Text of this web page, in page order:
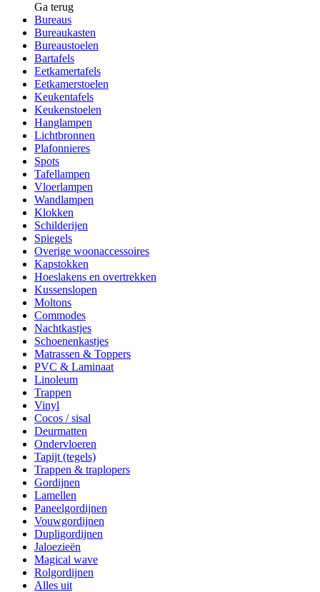
Ga terug
Bureaus
Bureaukasten
Bureaustoelen
Bartafels
Eetkamertafels
Eetkamerstoelen
Keukentafels
Keukenstoelen
Hanglampen
Lichtbronnen
Plafonnieres
Spots
Tafellampen
Vloerlampen
Wandlampen
Klokken
Schilderijen
Spiegels
Overige woonaccessoires
Kapstokken
Hoeslakens en overtrekken
Kussenslopen
Moltons
Commodes
Nachtkastjes
Schoenenkastjes
Matrassen & Toppers
PVC & Laminaat
Linoleum
Trappen
Vinyl
Cocos / sisal
Deurmatten
Ondervloeren
Tapijt (tegels)
Trappen & traplopers
Gordijnen
Lamellen
Paneelgordijnen
Vouwgordijnen
Dupligordijnen
Jaloezieën
Magical wave
Rolgordijnen
Alles uit